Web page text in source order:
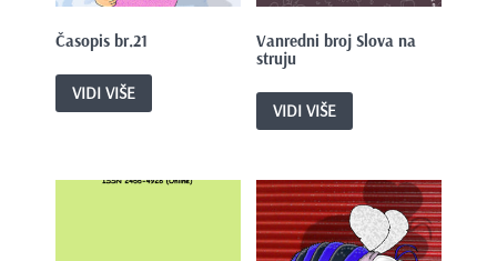
Časopis br.21
VIDI VIŠE
Vanredni broj Slova na
struju
VIDI VIŠE